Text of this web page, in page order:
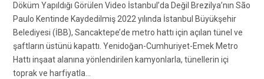
Döküm Yapıldığı Görülen Video İstanbul’da Değil Brezilya’nın São
Paulo Kentinde Kaydedilmiş 2022 yılında İstanbul Büyükşehir
Belediyesi (İBB), Sancaktepe’de metro hattı için açılan tünel ve
şaftların üstünü kapattı. Yenidoğan-Cumhuriyet-Emek Metro
Hattı inşaat alanına yönlendirilen kamyonlarla, tünellerin içi
toprak ve harfiyatla…